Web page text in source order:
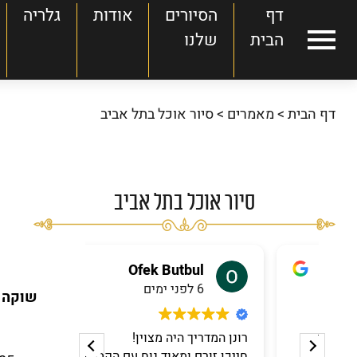
דף
הבית
הסיורים
שלנו
אודות גלריה
גלריה
כתבו עלינו
שאלות ותשובות
המלצות
צור קשר
דף הבית>מאמרים >סיור אוכל בתל אביב
סיור אוכל בתל אביב
שוקה
Ofek Butbul
6 לפני ימים
רונן המדריך היה מצוין!
כמתנת